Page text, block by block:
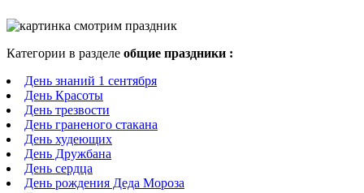
Категории в разделе общие праздники :
День знаний 1 сентября
День Красоты
День трезвости
День граненого стакана
День худеющих
День Дружбана
День сердца
День рождения Деда Мороза